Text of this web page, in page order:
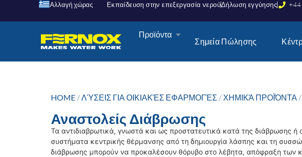
Αλλαγή χώρας Εκπαίδευση στην επεξεργασία νερούΔήλωση εγγύησης
Προϊόντα
Σημεία Πώλησης
HOME / ΛΎΣΕΙΣ ΓΙΑ ΟΙΚΙΑΚΈΣ ΕΦΑΡΜΟΓΈΣ / ΧΗΜΙΚΆ ΠΡΟΪΌΝΤΑ
Αναστολείς Διάβρωσης
Τα αντιδιαβρωτικά, γνωστά και ως προστατευτικά κατά της διάβρωσης
συστήματα κεντρικής θέρμανσης από τη δημιουργία λάσπης και τη
διάβρωσης μπορούν να προκαλέσουν θόρυβο στο λέβητα, απόφραξη